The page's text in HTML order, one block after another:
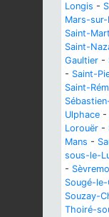
Longis -
Mars-
Saint-
Saint-
Gaultier -
- Saint-
Saint-
Ulphace -
Lorouër -
Mans -
sous-le-
-
Sougé-le-
Souzay-
Thoiré-